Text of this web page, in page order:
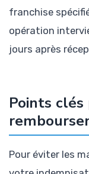
franchise
opération
jours après
Points
Pour éviter les